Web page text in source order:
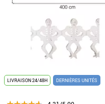
LIVRAISON 24/48H DERNIÈRES UNITÉS